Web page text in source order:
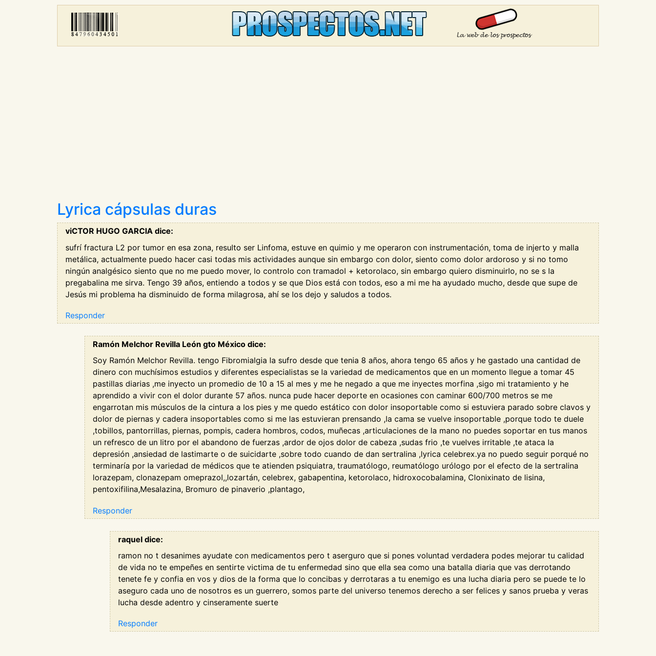
Lyrica cápsulas duras
viCTOR HUGO GARCIA dice:
sufrí fractura L2 por tumor en esa zona, resulto ser Linfoma, estuve en quimio y me operaron con instrumentación, toma de injerto y malla
metálica, actualmente puedo hacer casi todas mis actividades aunque sin embargo con dolor, siento como dolor ardoroso y si no tomo
ningún analgésico siento que no me puedo mover, lo controlo con tramadol + ketorolaco, sin embargo quiero disminuirlo, no se s la
pregabalina me sirva. Tengo 39 años, entiendo a todos y se que Dios está con todos, eso a mi me ha ayudado mucho, desde que supe de
Jesús mi problema ha disminuido de forma milagrosa, ahí se los dejo y saludos a todos.
Responder
Ramón Melchor Revilla León gto México dice:
Soy Ramón Melchor Revilla. tengo Fibromialgia la sufro desde que tenia 8 años, ahora tengo 65 años y he gastado una cantidad de
dinero con muchísimos estudios y diferentes especialistas se la variedad de medicamentos que en un momento llegue a tomar 45
pastillas diarias ,me inyecto un promedio de 10 a 15 al mes y me he negado a que me inyectes morfina ,sigo mi tratamiento y he
aprendido a vivir con el dolor durante 57 años. nunca pude hacer deporte en ocasiones con caminar 600/700 metros se me
engarrotan mis músculos de la cintura a los pies y me quedo estático con dolor insoportable como si estuviera parado sobre clavos y
dolor de piernas y cadera insoportables como si me las estuvieran prensando ,la cama se vuelve insoportable ,porque todo te duele
,tobillos, pantorrillas, piernas, pompis, cadera hombros, codos, muñecas ,articulaciones de la mano no puedes soportar en tus manos
un refresco de un litro por el abandono de fuerzas ,ardor de ojos dolor de cabeza ,sudas frio ,te vuelves irritable ,te ataca la
depresión ,ansiedad de lastimarte o de suicidarte ,sobre todo cuando de dan sertralina ,lyrica celebrex.ya no puedo seguir porqué no
terminaría por la variedad de médicos que te atienden psiquiatra, traumatólogo, reumatólogo urólogo por el efecto de la sertralina
lorazepam, clonazepam omeprazol,,lozartán, celebrex, gabapentina, ketorolaco, hidroxocobalamina, Clonixinato de lisina,
pentoxifilina,Mesalazina, Bromuro de pinaverio ,plantago,
Responder
raquel dice:
ramon no t desanimes ayudate con medicamentos pero t aserguro que si pones voluntad verdadera podes mejorar tu calidad
de vida no te empeñes en sentirte victima de tu enfermedad sino que ella sea como una batalla diaria que vas derrotando
tenete fe y confia en vos y dios de la forma que lo concibas y derrotaras a tu enemigo es una lucha diaria pero se puede te lo
aseguro cada uno de nosotros es un guerrero, somos parte del universo tenemos derecho a ser felices y sanos prueba y veras
lucha desde adentro y cinseramente suerte
Responder